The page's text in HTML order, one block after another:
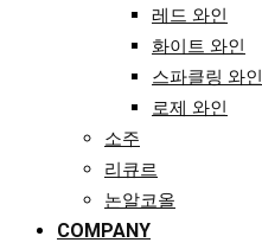
레드 와인
화이트 와인
스파클링 와인
로제 와인
소주
리큐르
논알코올
COMPANY